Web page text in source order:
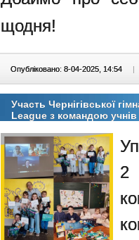
щодня!
Опубліковано: 8-04-2025, 14:54 |
Участь Чернігівської
League з командою
2